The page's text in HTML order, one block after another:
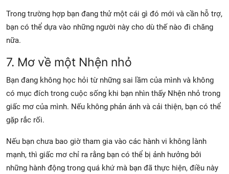
Trong trường hợp bạn đang thử một cái gì đó mới và cần hỗ trợ,
bạn có thể dựa vào những người này cho dù thế nào đi chăng
nữa.
7. Mơ về một Nhện nhỏ
Bạn đang không học hỏi từ những sai lầm của mình và không
có mục đích trong cuộc sống khi bạn nhìn thấy Nhện nhỏ trong
giấc mơ của mình. Nếu không phản ánh và cải thiện, bạn có thể
gặp rắc rối.
Nếu bạn chưa bao giờ tham gia vào các hành vi không lành
mạnh, thì giấc mơ chỉ ra rằng bạn có thể bị ảnh hưởng bởi
những hành động trong quá khứ mà bạn đã thực hiện, điều này